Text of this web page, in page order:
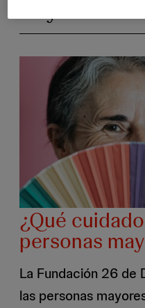
Mayores
¿Qué
personas
La Fundación 26 de
las personas